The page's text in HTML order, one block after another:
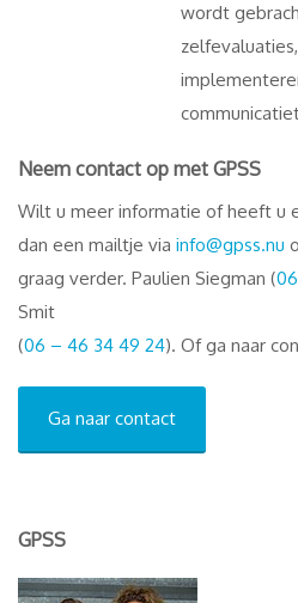
wordt
Neem contact op met GPSS
Wilt u meer informatie of heeft u
dan een mailtje via info@gpss.nu
graag verder. Paulien Siegman (
Smit
(06 – 46 34 49 24). Of ga naar
Ga naar contact
GPSS